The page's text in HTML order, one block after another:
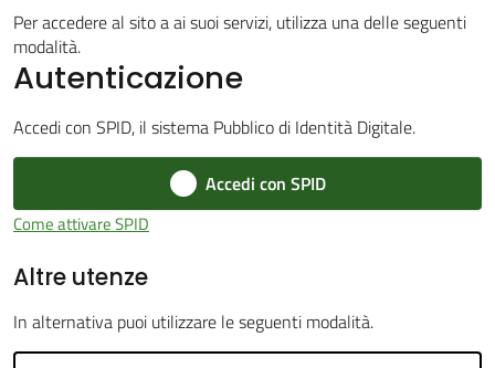
Orientamento
Progetti
Osservatorio
Scolastico
Notizie
ed
Per accedere al sito a ai suoi servizi, utilizza una delle seguenti
modalità.
Autenticazione
Accedi con SPID, il sistema Pubblico di Identità Digitale.
Accedi con SPID
Come attivare SPID
Altre utenze
In alternativa puoi utilizzare le seguenti modalità.